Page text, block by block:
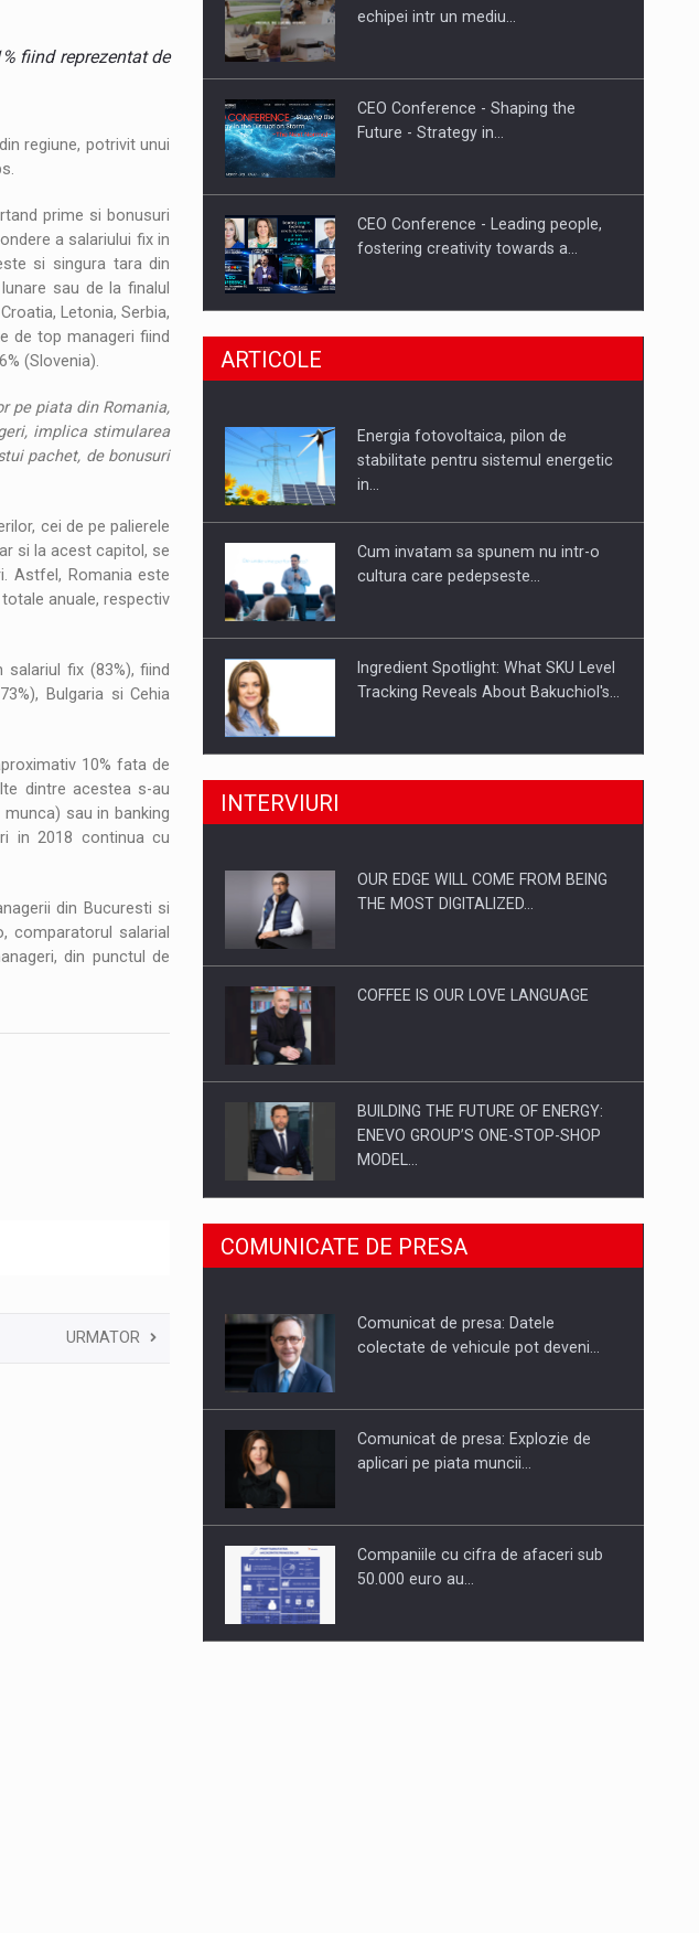
variante atragatoare
fiind reprezentat de
regiune, potrivit unui
prime si bonusuri
a salariului fix in
si singura tara din
sau de la finalul
Letonia, Serbia,
de top manageri fiind
(Slovenia).
pe piata din Romania,
implica stimularea
pachet, de bonusuri
cei de pe palierele
si la acest capitol, se
Astfel, Romania este
anuale, respectiv
fix (83%), fiind
Bulgaria si Cehia
10% fata de
dintre acestea s-au
sau in banking
in 2018 continua cu
din Bucuresti si
comparatorul salarial
din punctul de
URMATOR
Hard Enduro Piatra Craiului 2026,
echipei intr un mediu…
CEO Conference - Shaping the
Future - Strategy in…
CEO Conference - Leading people,
fostering creativity towards a…
CEO Conference - Shaping The
Webinar - Business Evolution-
RETHINK STRATEGY-Finantare
ARTICOLE
Energia fotovoltaica, pilon de
stabilitate pentru sistemul energetic
in…
Cum invatam sa spunem nu intr-o
cultura care pedepseste…
Ingredient Spotlight: What SKU Level
Tracking Reveals About Bakuchiol's…
Producatorii si comerciantii care nu
Proteinmaxxing and the Future of
INTERVIURI
OUR EDGE WILL COME FROM BEING
THE MOST DIGITALIZED…
COFFEE IS OUR LOVE LANGUAGE
BUILDING THE FUTURE OF ENERGY:
ENEVO GROUP’S ONE-STOP-SHOP
MODEL…
ROOTED IN ROMANIA, BUILT TO
DELIVER TECHNOLOGY FOR THE…
PUTTING ROMANIAN CORPORATE
COMUNICATE DE PRESA
Comunicat de presa: Datele
colectate de vehicule pot deveni…
Comunicat de presa: Explozie de
aplicari pe piata muncii…
Companiile cu cifra de afaceri sub
50.000 euro au…